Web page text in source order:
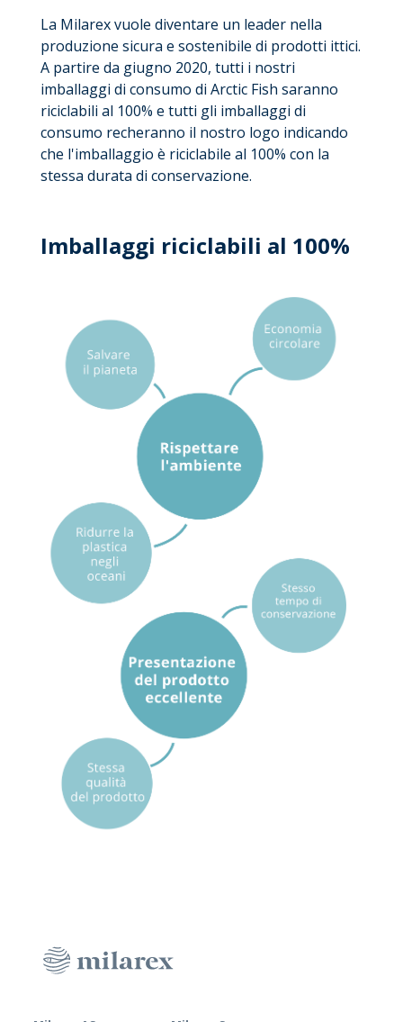
La Milarex vuole diventare un leader nella
produzione sicura e sostenibile di prodotti ittici.
A partire da giugno 2020, tutti i nostri
imballaggi di consumo di Arctic Fish saranno
riciclabili al 100% e tutti gli imballaggi di
consumo recheranno il nostro logo indicando
che l'imballaggio è riciclabile al 100% con la
stessa durata di conservazione.
Imballaggi riciclabili al 100%